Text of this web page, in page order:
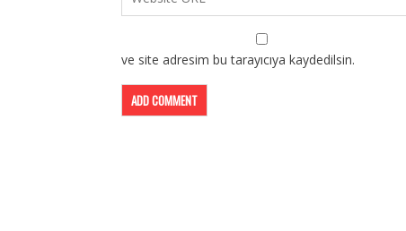
ve site adresim bu tarayıcıya kaydedilsin.